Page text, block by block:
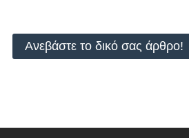
Ανεβάστε το δικό σας άρθρο!